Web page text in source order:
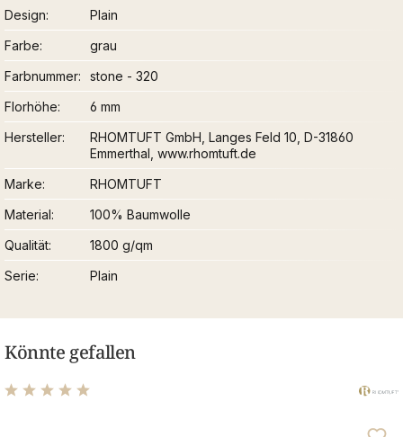
Design
Plain
Farbe
grau
Farbnummer
stone - 320
Florhöhe
6 mm
Hersteller
RHOMTUFT GmbH, Langes Feld 10, D-31860
Emmerthal, www.rhomtuft.de
Marke
RHOMTUFT
Material
100% Baumwolle
Qualität
1800 g/qm
Serie
Plain
Könnte gefallen